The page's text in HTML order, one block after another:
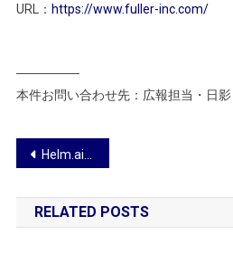
URL： https://www.fuller-inc.com/
―――――
本件お問い合わせ先：広報担当・日
投
稿
ナ
Helm.ai、最先端の自動運転開のための動画生成AIモデル「VidGen-1」を発表
RELATED POSTS